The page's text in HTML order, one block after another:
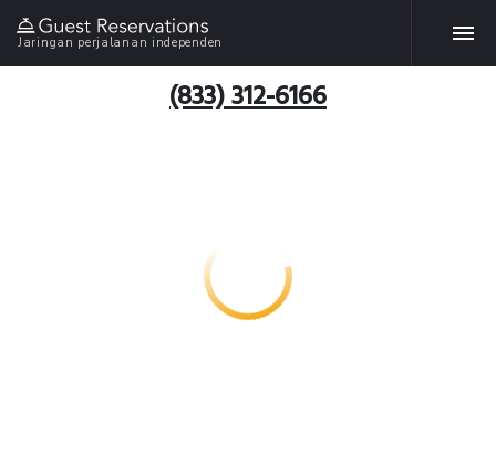
Jaringan perjalanan independen
(833) 312-6166